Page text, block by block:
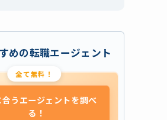
めの転職エージェント
全て無料！
合うエージェントを調べ
る！